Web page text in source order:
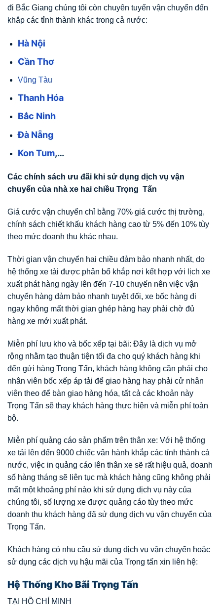
đi Bắc Giang chúng tôi còn chuyên tuyến vận chuyển đến
khắp các tỉnh thành khác trong cả nước:
Hà Nội
Cần Thơ
Vũng Tàu
Thanh Hóa
Bắc Ninh
Đà Nẵng
Kon Tum,…
Các chính sách ưu đãi khi sử d ụng d ịch vụ vận
chuyển của nhà xe hai chiều Trọng Tấn
Giá cước vận chuyển chỉ bằng 70% giá cước thị trường,
chính sách chiết khấu khách hàng cao từ 5% đến 10% tùy
theo mức doanh thu khác nhau.
Thời gian vận chuyển hai chiều đảm bảo nhanh nhất, do
hệ thống xe tải được phân bổ khắp nơi kết hợp với lịch xe
xuất phát hàng ngày lên đến 7-10 chuyến nên việc vận
chuyển hàng đảm bảo nhanh tuyệt đối, xe bốc hàng đi
ngay không mất thời gian ghép hàng hay phải chờ đủ
hàng xe mới xuất phát.
Miễn phí lưu kho và bốc xếp tại bãi: Đây là dịch vụ mở
rộng nhằm tạo thuận tiện tối đa cho quý khách hàng khi
đến gửi hàng Trọng Tấn, khách hàng không cần phải cho
nhân viên bốc xếp áp tải để giao hàng hay phải cử nhân
viên theo để bàn giao hàng hóa, tất cả các khoản này
Trọng Tấn sẽ thay khách hàng thực hiện và miễn phí toàn
bộ.
Miễn phí quảng cáo sản phẩm trên thân xe: Với hệ thống
xe tải lên đến 9000 chiếc vận hành khắp các tỉnh thành cả
nước, việc in quảng cáo lên thân xe sẽ rất hiệu quả, doanh
số hàng tháng sẽ liên tục mà khách hàng cũng không phải
mất một khoảng phí nào khi sử dụng dịch vụ này của
chúng tôi, số lượng xe được quảng cáo tùy theo mức
doanh thu khách hàng đã sử dụng dịch vụ vận chuyển của
Trọng Tấn.
Khách hàng có nhu cầu sử dụng dịch vụ vận chuyển hoặc
sử dụng các dịch vụ hậu mãi của Trọng tấn xin liên hệ:
Hệ Thống Kho Bãi Trọng Tấn
TẠI HỒ CHÍ MINH